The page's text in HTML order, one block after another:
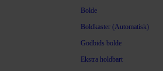
Bolde
Boldkaster (Automatisk)
Godbids bolde
Ekstra holdbart